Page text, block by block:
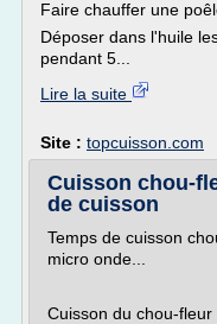
Faire chauffer une
Déposer dans l'huile
pendant 5...
Lire la suite
Site : topcuisson.com
Cuisson chou-
de cuisson
Temps de cuisson
micro onde...
Cuisson du chou-fleur